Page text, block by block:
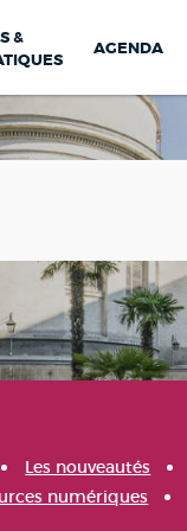
&
AGENDA
Les nouveautés
numériques